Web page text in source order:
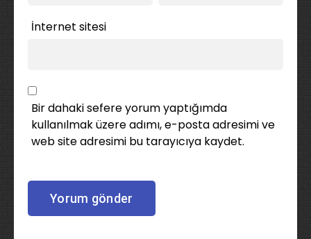
İnternet sitesi
Bir dahaki sefere yorum yaptığımda
kullanılmak üzere adımı, e-posta adresimi ve
web site adresimi bu tarayıcıya kaydet.